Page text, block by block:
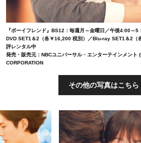
『ボーイフレンド』BS12：毎週月～金曜日／午後4:00～5
DVD SET1＆2（各￥16,200 税別）／Blu-ray SET1＆2（
評レンタル中
発売・販売元：NBCユニバーサル・エンターテインメント
CORPORATION
その他の写真はこちら